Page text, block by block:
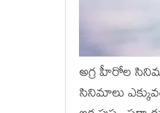
అగ్ర హీరోల
సినిమాలు